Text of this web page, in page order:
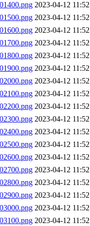
2023-04-12 11:52
2023-04-12 11:52
2023-04-12 11:52
2023-04-12 11:52
2023-04-12 11:52
2023-04-12 11:52
2023-04-12 11:52
2023-04-12 11:52
2023-04-12 11:52
2023-04-12 11:52
2023-04-12 11:52
2023-04-12 11:52
2023-04-12 11:52
2023-04-12 11:52
2023-04-12 11:52
2023-04-12 11:52
2023-04-12 11:52
2023-04-12 11:52